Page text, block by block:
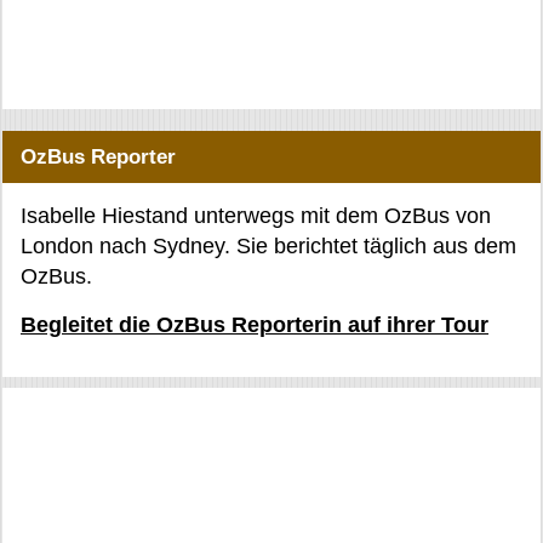
OzBus Reporter
Isabelle Hiestand unterwegs mit dem OzBus von
London nach Sydney. Sie berichtet täglich aus dem
OzBus.
Begleitet die OzBus Reporterin auf ihrer Tour